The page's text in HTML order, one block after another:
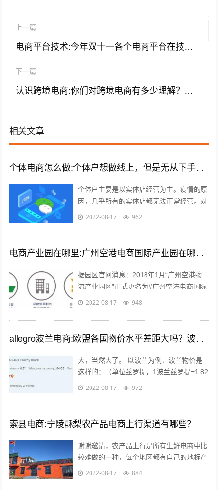
上一篇
电商平台技术:今年双十一各个电商平台在技术上有什么特色？
下一篇
认识跨境电商:你们对跨境电商有多少理解？你们觉得跨境电商怎么样？
相关文章
个体电商怎么做:个体户想做线上，但是无从下手，有什么建议吗？
个体户主要是以实体店经营为主。疫情的原
因，几乎所有的实体店都无法正常经营。对
于实体店来说，关门就意味着没有任何收入
2022-08-17 962
电商产业园在哪里:广州空港电商国际产业园在哪里？主要是做什么的？
据园区官网消息：2018年1月“广州空港物
流产业园区”正式更名为#广州空港电商国际
产业园#。园区名称变更通知 位于广州空港
2022-08-17 948
allegro波兰电商:欧盟各国物价水平差距大吗？波兰的物价水平又如何呢？
大，当然大了。 以波兰为例，波兰物价是
这样的：（单位兹罗提，1波兰兹罗提=1.82
人民币），本物价是按照波兰平均物价计算
2022-08-17 972
索县电商:宁陵酥梨农产品电商上行渠道有哪些？
谢谢邀请，农产品上行是所有生鲜电商中比
较难做的一种，每个地区都有自己的地标产
品，根据产品的特点，进行品牌建设，营
2022-08-17 884